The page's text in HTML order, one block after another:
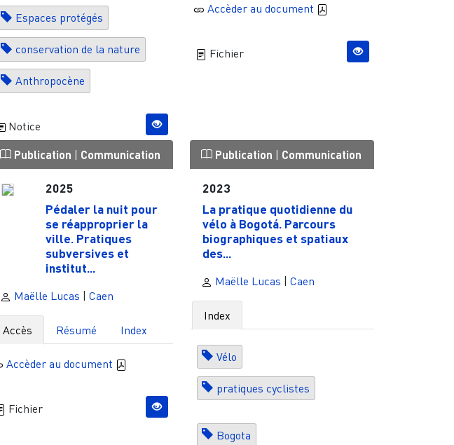
Espaces protégés
conservation de la nature
Anthropocène
Notice
Accèder au document
Fichier
Publication | Communication
2025
Pédaler la nuit pour
se réapproprier la
ville. Pratiques
subversives et
institut...
Maëlle Lucas | Caen
Accès Résumé Index
Accèder au document
Fichier
Publication | Communication
2023
La pratique quotidienne du
vélo à Bogotá. Parcours
biographiques et spatiaux
des...
Maëlle Lucas | Caen
Index
Vélo
pratiques cyclistes
Bogota